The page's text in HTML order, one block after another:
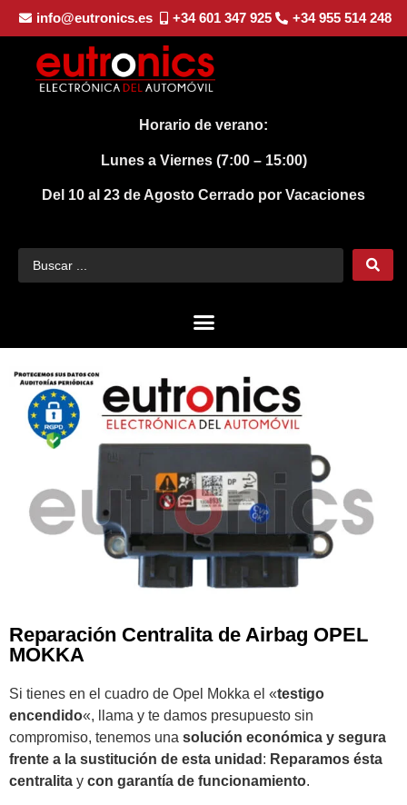
info@eutronics.es +34 601 347 925 +34 955 514 248
Horario de verano:
Lunes a Viernes (7:00 – 15:00)
Del 10 al 23 de Agosto Cerrado por Vacaciones
Reparación Centralita de Airbag OPEL
MOKKA
Si tienes en el cuadro de Opel Mokka el «testigo
encendido«, llama y te damos presupuesto sin
compromiso, tenemos una solución económica y segura
frente a la sustitución de esta unidad : Reparamos ésta
centralita y con garantía de funcionamiento.